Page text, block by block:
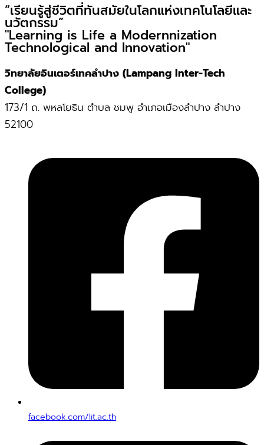
“เรียนรู้สู่ชีวิตที่ทันสมัยในโลกแห่งเทคโนโลยีและ
นวัตกรรม”
"Learning is Life a Modernnization
Technological and Innovation"
วิทยาลัยอินเตอร์เทคลำปาง (Lampang Inter-Tech
College)
173/1 ถ. พหลโยธิน ตำบล ชมพู อำเภอเมืองลำปาง ลำปาง
52100
facebook.com/lit.ac.th